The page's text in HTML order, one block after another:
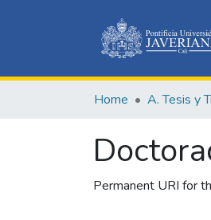
Home A. Tesis y
Permanent URI for